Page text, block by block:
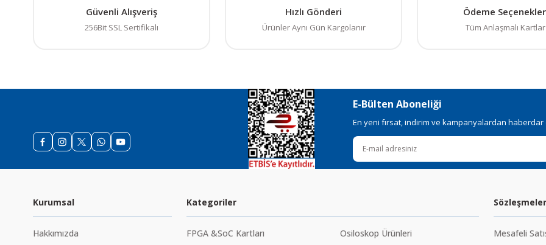
Yorum Yaz
Ürün açıklamasında eksik bilgiler bulunuyor.
Güvenli Alışveriş
256Bit SSL Sertifikalı
Hızlı Gönderi
Ürünler Aynı Gün Kargolanır
Ödeme
Tüm Anlaşmalı Kartlar
E-Bülten Aboneliği
En yeni fırsat, indirim ve kampanyalardan haberdar
Kurumsal
Hakkımızda
Kategoriler
FPGA &SoC Kartları
Osiloskop Ürünleri
Sözleşmeler
Mesafeli